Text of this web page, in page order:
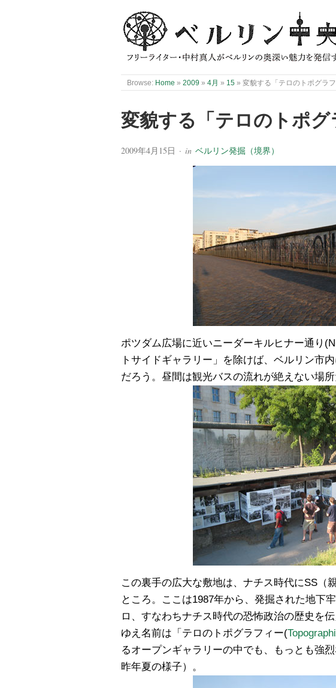
Browse: Home » 2009 » 4月 » 15 » 変貌する「テロのトポグラフ
変貌する「テロのトポグ
2009年4月15日 · in ベルリン発掘（境界）
ポツダム広場に近いニーダーキルヒナー通り
トサイドギャラリー」を除けば、ベルリン市
だろう。昼間は観光バスの流れが絶えない場所
この裏手の広大な敷地は、ナチス時代にSS（
ところ。ここは1987年から、発掘された地下
ロ、すなわちナチス時代の恐怖政治の歴史を
ゆえ名前は「テロのトポグラフィー(
るオープンギャラリーの中でも、もっとも強
昨年夏の様子）。